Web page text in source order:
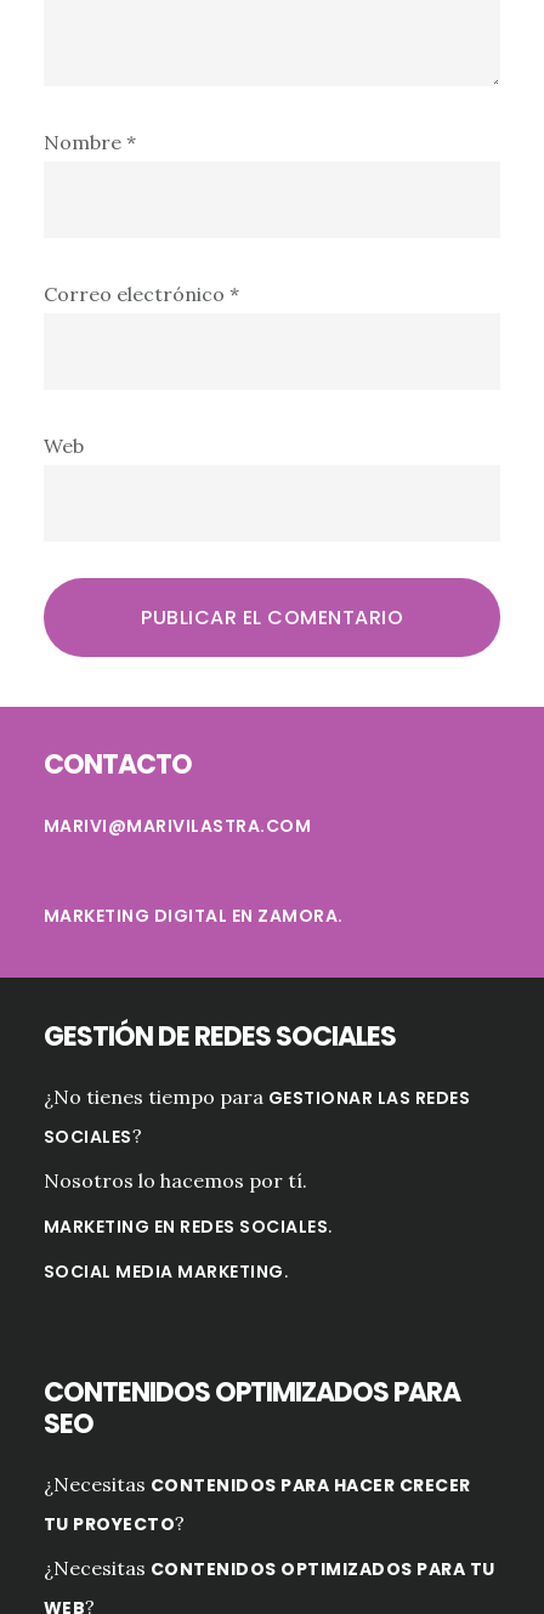
Nombre *
Correo electrónico *
Web
CONTACTO
MARIVI@MARIVILASTRA.COM
MARKETING DIGITAL EN ZAMORA.
GESTIÓN DE REDES SOCIALES
¿No tienes tiempo para GESTIONAR LAS REDES
SOCIALES?
Nosotros lo hacemos por tí.
MARKETING EN REDES SOCIALES.
SOCIAL MEDIA MARKETING.
CONTENIDOS OPTIMIZADOS PARA
SEO
¿Necesitas CONTENIDOS PARA HACER CRECER
TU PROYECTO?
¿Necesitas CONTENIDOS OPTIMIZADOS PARA TU
WEB?